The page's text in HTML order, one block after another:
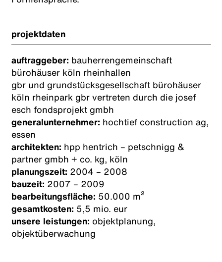
projektdaten
auftraggeber: bauherrengemeinschaft
bürohäuser köln rheinhallen
gbr und grundstücksgesellschaft bürohäuser
köln rheinpark gbr vertreten durch die josef
esch fondsprojekt gmbh
generalunternehmer: hochtief construction ag,
essen
architekten: hpp hentrich – petschnigg &
partner gmbh + co. kg, köln
planungszeit: 2004 – 2008
bauzeit: 2007 – 2009
bearbeitungsfläche: 50.000 m²
gesamtkosten: 5,5 mio. eur
unsere leistungen: objektplanung,
objektüberwachung